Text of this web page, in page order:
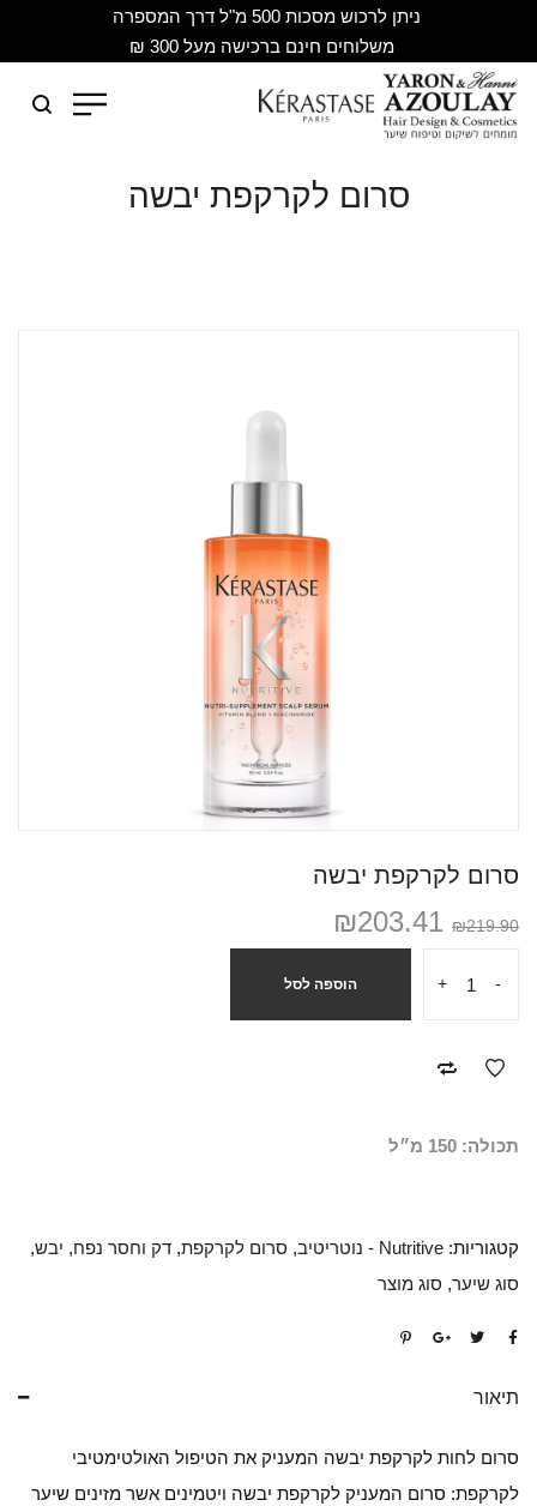
ניתן לרכוש מסכות 500 מ"ל דרך המספרה
משלוחים חינם ברכישה מעל 300 ₪
סרום לקרקפת יבשה
סרום לקרקפת יבשה
₪219.90
₪203.41
-
+ הוספה לסל
תכולה: 150 מ״ל
קטגוריות: Nutritive - נוטריטיב , סרום לקרקפת, דק וחסר נפח, יבש,
סוג שיער, סוג מוצר
תיאור
סרום לחות לקרקפת יבשה המעניק את הטיפול האולטימטיבי
לקרקפת: סרום המעניק לקרקפת יבשה ויטמינים אשר מזינים שיער